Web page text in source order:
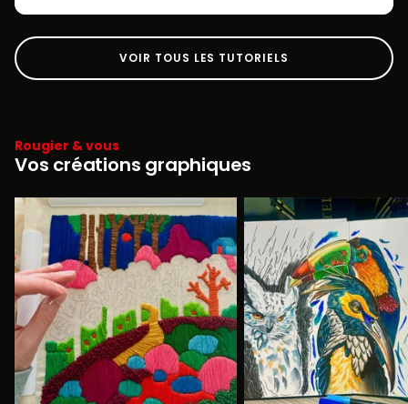
VOIR TOUS LES TUTORIELS
Rougier & vous
Vos créations graphiques